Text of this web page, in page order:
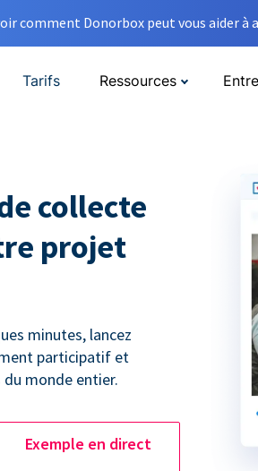
comment Donorbox peut vous aider
Tarifs Ressources
collecte
projet
minutes, lancez
participatif et
monde entier.
Exemple en direct